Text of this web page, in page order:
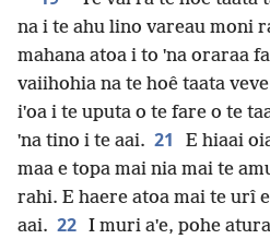
na i te ahu lino vareau moni
mahana atoa i to ˈna oraraa
vaiihohia na te hoê taata
iˈoa i te uputa o te fare o te
ˈna tino i te aai. 21
E hiaai
maa e topa mai nia mai te
rahi. E haere atoa mai te urî
aai. 22 I muri aˈe, pohe